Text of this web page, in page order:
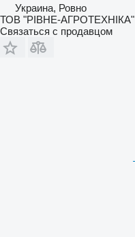
Украина, Ровно
ТОВ "РІВНЕ-АГРОТЕХНІКА"
Связаться с продавцом